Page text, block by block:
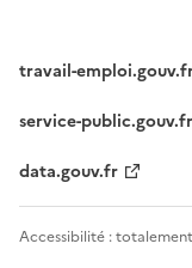
travail-
service-public.gouv.fr
data.gouv.fr
Accessibilité :